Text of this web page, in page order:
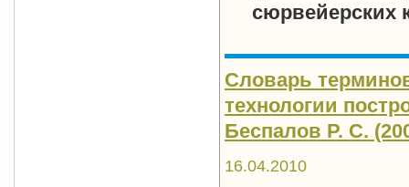
сюрвейерских
Словарь
технологии
Беспалов Р. С.
16.04.2010